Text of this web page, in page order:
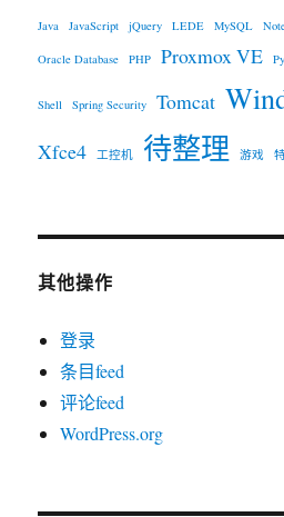
Java JavaScript jQuery LEDE MySQL
Oracle Database PHP Proxmox VE
Shell Spring Security Tomcat
Xfce4 工控机 待整理 游戏
其他操作
登录
条目feed
评论feed
WordPress.org